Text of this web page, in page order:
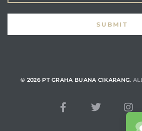
© 2026 PT GRAHA BUANA CIKARANG.